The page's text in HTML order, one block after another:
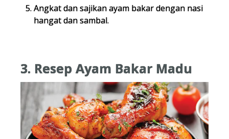
Angkat dan sajikan ayam bakar dengan nasi
hangat dan sambal.
3. Resep Ayam Bakar Madu